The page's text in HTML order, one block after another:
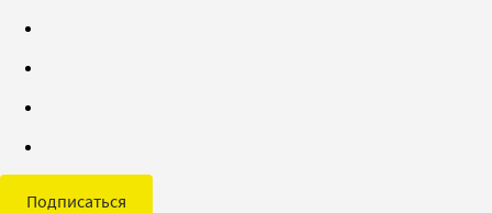
Подписаться